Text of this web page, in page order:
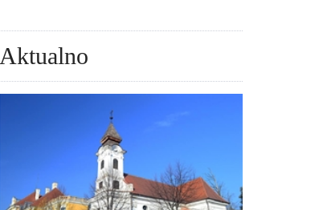
Aktualno